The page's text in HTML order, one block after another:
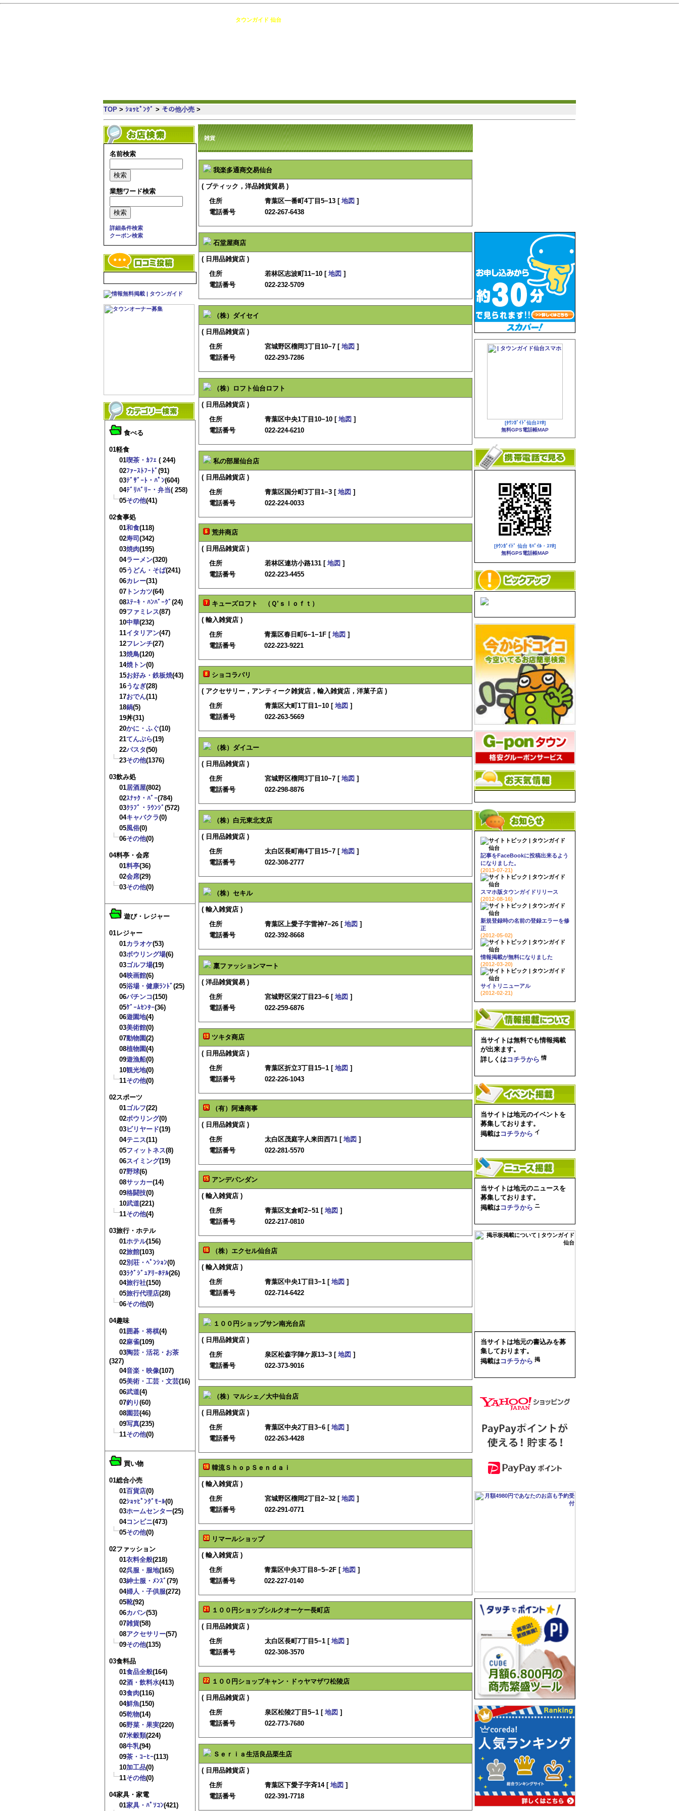
タウンガイド 仙台
TOP > ｼｮｯﾋﾟﾝｸﾞ > その他小売 >
名前検索
業態ワード検索
詳細条件検索
クーポン検索
食べる
01軽食
01喫茶・ｶﾌｪ ( 244)
02ﾌｧｰｽﾄﾌｰﾄﾞ(91)
03ﾃﾞｻﾞｰﾄ・ﾊﾟﾝ(604)
04ﾃﾞﾘﾊﾞﾘｰ・弁当( 258)
05その他(41)
02食事処
01和食(118)
02寿司 (342)
03焼肉(195)
04ラーメン(320)
05うどん・そば(241)
06カレー(31)
07 トンカツ(64)
08ｽﾃｰｷ・ﾊﾝﾊﾞｰｸﾞ(24)
09ファミレス(87)
10中華(232)
11イタリアン(47)
12フレンチ(27)
13焼鳥(120)
14焼トン(0)
15お好み・鉄板焼(43)
16うなぎ(28)
17おでん(11)
18鍋(5)
19丼(31)
20かに・ふぐ(10)
21てんぷら(19)
22パスタ(50)
23その他(1376)
03飲み処
01居酒屋(802)
02ｽﾅｯｸ・ﾊﾞｰ(784)
03ｸﾗﾌﾞ・ﾗｳﾝｼﾞ(572)
04キャバクラ(0)
05風俗(0)
06その他(0)
04料亭・会席
01料亭(36)
02会席(29)
03その他(0)
遊び・レジャー
01レジャー
01カラオケ(53)
03ボウリング場(6)
03ゴルフ場(19)
04映画館(6)
05浴場・健康ﾗﾝﾄﾞ(25)
06パチンコ(150)
05ｹﾞｰﾑｾﾝﾀｰ(36)
06遊園地(4)
03美術館(0)
07動物園(2)
08植物園(4)
09遊漁船(0)
10観光地(0)
11その他(0)
02スポーツ
01ゴルフ(22)
02ボウリング(0)
03ビリヤード(19)
04テニス(11)
05フィットネス(8)
06スイミング(19)
07野球(6)
08サッカー(14)
09格闘技(0)
10武道(221)
11その他(4)
03旅行・ホテル
01ホテル(156)
02旅館(103)
02別荘・ﾍﾟﾝｼｮﾝ(0)
03ﾗｸﾞｼﾞｭｱﾘｰﾎﾃﾙ(26)
04旅行社(150)
05旅行代理店(28)
06その他(0)
04趣味
01囲碁・将棋(4)
02麻雀(109)
03陶芸・活花・お茶
(327)
04音楽・映像(107)
05美術・工芸・文芸(16)
06武道(4)
07釣り(60)
08園芸(46)
09写真(235)
11その他(0)
買い物
01総合小売
01百貨店(0)
02ｼｮｯﾋﾟﾝｸﾞﾓｰﾙ(0)
03ホームセンター(25)
04コンビニ(473)
05その他(0)
02ファッション
01衣料全般(218)
02呉服・服地(165)
03紳士服・ﾒﾝｽﾞ(79)
04婦人・子供服(272)
05靴(92)
06カバン(53)
07雑貨(58)
08アクセサリー(57)
09その他(135)
03食料品
01食品全般(164)
02酒・飲料水(413)
03食肉(116)
04鮮魚(150)
05乾物(14)
06野菜・果実(220)
07米穀類(224)
08牛乳(94)
09茶・ｺｰﾋｰ(113)
10加工品(0)
11その他(0)
04家具・家電
01家具・ﾊﾟｿｺﾝ(421)
雑貨
[ﾀｳﾝｶﾞｲﾄﾞ仙台ｽﾏﾎ]
無料GPS電話帳MAP
[ﾀｳﾝｶﾞｲﾄﾞ 仙台 ﾓﾊﾞｲﾙ・ｽﾏﾎ]
無料GPS電話帳MAP
記事をFaceBookに投稿出来るよう
になりました。
(2013-07-21)
スマホ版タウンガイドリリース
(2012-08-16)
新規登録時の名前の登録エラーを修
正
(2012-05-02)
情報掲載が無料になりました
(2012-03-20)
サイトリニューアル
(2012-02-21)
当サイトは無料でも情報掲載
が出来ます。
詳しくはコチラから
当サイトは地元のイベントを
募集しております。
掲載はコチラから
当サイトは地元のニュースを
募集しております。
掲載はコチラから
当サイトは地元の書込みを募
集しております。
掲載はコチラから
我楽多通商交易仙台
( ブティック，洋品雑貨貿易 )
住所
青葉区一番町4丁目5−13 [ 地図 ]
電話番号
022-267-6438
石堂屋商店
( 日用品雑貨店 )
住所
若林区志波町11−10 [ 地図 ]
電話番号
022-232-5709
（株）ダイセイ
( 日用品雑貨店 )
住所
宮城野区榴岡3丁目10−7 [ 地図 ]
電話番号
022-293-7286
（株）ロフト仙台ロフト
( 日用品雑貨店 )
住所
青葉区中央1丁目10−10 [ 地図 ]
電話番号
022-224-6210
私の部屋仙台店
( 日用品雑貨店 )
住所
青葉区国分町3丁目1−3 [ 地図 ]
電話番号
022-224-0033
荒井商店
( 日用品雑貨店 )
住所
若林区連坊小路131 [ 地図 ]
電話番号
022-223-4455
キューズロフト （Ｑ’ｓｌｏｆｔ）
( 輸入雑貨店 )
住所
青葉区春日町6−1−1F [ 地図 ]
電話番号
022-223-9221
ショコラパリ
( アクセサリー，アンティーク雑貨店，輸入雑貨店，洋菓子店 )
住所
青葉区大町1丁目1−10 [ 地図 ]
電話番号
022-263-5669
（株）ダイユー
( 日用品雑貨店 )
住所
宮城野区榴岡3丁目10−7 [ 地図 ]
電話番号
022-298-8876
（株）白元東北支店
( 日用品雑貨店 )
住所
太白区長町南4丁目15−7 [ 地図 ]
電話番号
022-308-2777
（株）セキル
( 輸入雑貨店 )
住所
青葉区上愛子字雷神7−26 [ 地図 ]
電話番号
022-392-8668
稟ファッションマート
( 洋品雑貨貿易 )
住所
宮城野区栄2丁目23−6 [ 地図 ]
電話番号
022-259-6876
ツキタ商店
( 日用品雑貨店 )
住所
青葉区折立3丁目15−1 [ 地図 ]
電話番号
022-226-1043
（有）阿邊商事
( 日用品雑貨店 )
住所
太白区茂庭字人来田西71 [ 地図 ]
電話番号
022-281-5570
アンデパンダン
( 輸入雑貨店 )
住所
青葉区支倉町2−51 [ 地図 ]
電話番号
022-217-0810
（株）エクセル仙台店
( 輸入雑貨店 )
住所
青葉区中央1丁目3−1 [ 地図 ]
電話番号
022-714-6422
１００円ショップサン南光台店
( 日用品雑貨店 )
住所
泉区松森字陣ケ原13−3 [ 地図 ]
電話番号
022-373-9016
（株）マルシェ／大中仙台店
( 日用品雑貨店 )
住所
青葉区中央2丁目3−6 [ 地図 ]
電話番号
022-263-4428
韓流ＳｈｏｐＳｅｎｄａｉ
( 輸入雑貨店 )
住所
宮城野区榴岡2丁目2−32 [ 地図 ]
電話番号
022-291-0771
リマールショップ
( 輸入雑貨店 )
住所
青葉区中央3丁目8−5−2F [ 地図 ]
電話番号
022-227-0140
１００円ショップシルクオーケー長町店
( 日用品雑貨店 )
住所
太白区長町7丁目5−1 [ 地図 ]
電話番号
022-308-3570
１００円ショップキャン・ドゥヤマザワ松陵店
( 日用品雑貨店 )
住所
泉区松陵2丁目5−1 [ 地図 ]
電話番号
022-773-7680
Ｓｅｒｉａ生活良品栗生店
( 日用品雑貨店 )
住所
青葉区下愛子字斉14 [ 地図 ]
電話番号
022-391-7718